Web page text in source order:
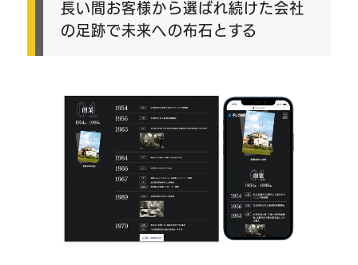
長い間お客様から選ばれ続けた会社
の足跡で未来への布石とする